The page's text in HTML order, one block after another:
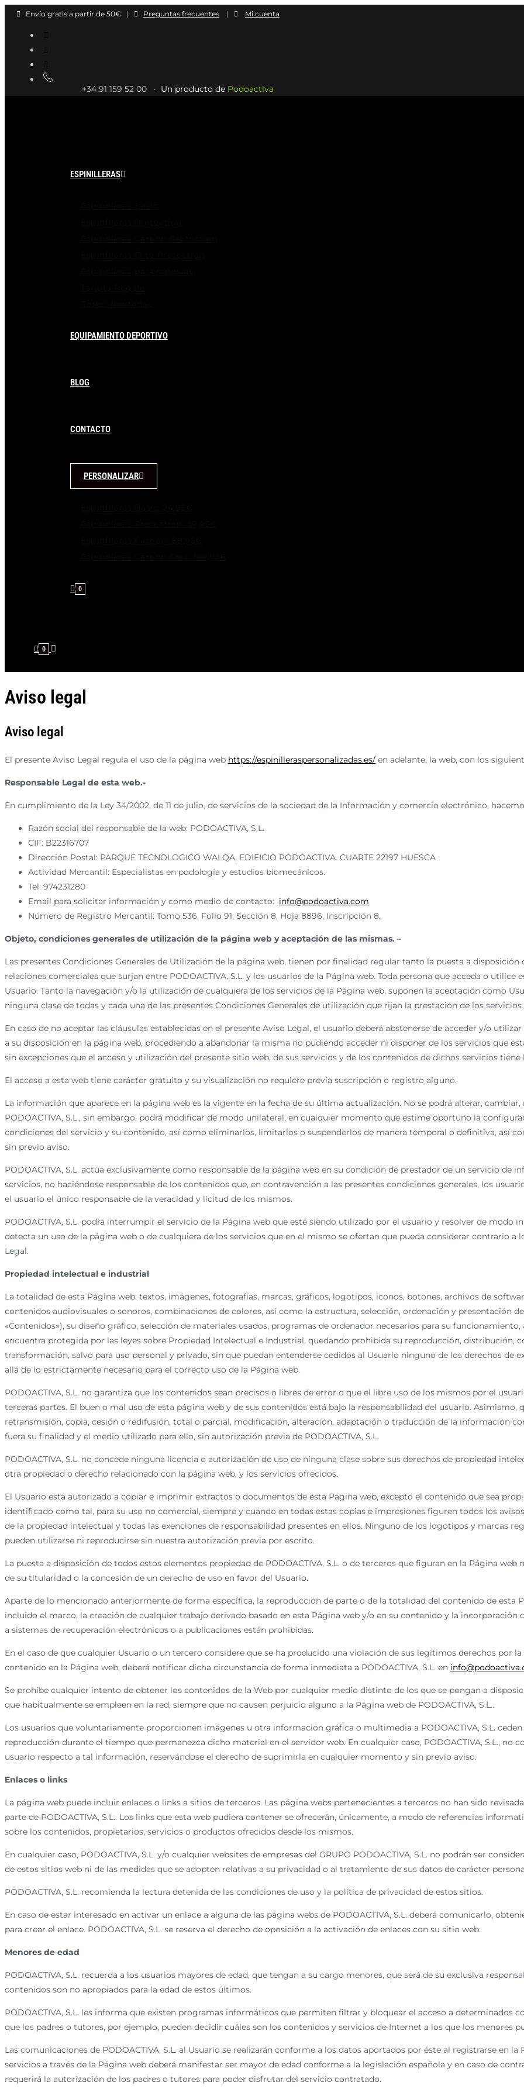
contenido
Envío gratis a partir de 50€ | Preguntas frecuentes | Mi cuenta
+34 91 159 52 00 · Un producto de Podoactiva
ESPINILLERAS
EQUIPAMIENTO DEPORTIVO
BLOG
CONTACTO
PERSONALIZAR
0
0
Aviso legal
Aviso legal
El presente Aviso Legal regula el uso de la página web https://espinilleraspersonalizadas.es/ en adelante, la web, con los
Responsable Legal de esta web.-
En cumplimiento de la Ley 34/2002, de 11 de julio, de servicios de la sociedad de la Información y comercio electrónico,
Razón social del responsable de la web: PODOACTIVA, S.L.
CIF: B22316707
Dirección Postal: PARQUE TECNOLOGICO WALQA, EDIFICIO PODOACTIVA. CUARTE 22197 HUESCA
Actividad Mercantil: Especialistas en podología y estudios biomecánicos.
Tel: 974231280
Email para solicitar información y como medio de contacto: info@podoactiva.com
Número de Registro Mercantil: Tomo 536, Folio 91, Sección 8, Hoja 8896, Inscripción 8.
Objeto, condiciones generales de utilización de la página web y aceptación de las mismas. –
Las presentes Condiciones Generales de Utilización de la página web, tienen por finalidad regular tanto la puesta a
relaciones comerciales que surjan entre PODOACTIVA, S.L. y los usuarios de la Página web. Toda persona que acceda o utilice
Usuario. Tanto la navegación y/o la utilización de cualquiera de los servicios de la Página web, suponen la aceptación como
ninguna clase de todas y cada una de las presentes Condiciones Generales de utilización que rijan la prestación de los
En caso de no aceptar las cláusulas establecidas en el presente Aviso Legal, el usuario deberá abstenerse de acceder y/o
a su disposición en la página web, procediendo a abandonar la misma no pudiendo acceder ni disponer de los servicios que
sin excepciones que el acceso y utilización del presente sitio web, de sus servicios y de los contenidos de dichos servicios
El acceso a esta web tiene carácter gratuito y su visualización no requiere previa suscripción o registro alguno.
La información que aparece en la página web es la vigente en la fecha de su última actualización. No se podrá alterar,
PODOACTIVA, S.L., sin embargo, podrá modificar de modo unilateral, en cualquier momento que estime oportuno la
condiciones del servicio y su contenido, así como eliminarlos, limitarlos o suspenderlos de manera temporal o definitiva, así
sin previo aviso.
PODOACTIVA, S.L. actúa exclusivamente como responsable de la página web en su condición de prestador de un servicio de
servicios, no haciéndose responsable de los contenidos que, en contravención a las presentes condiciones generales, los
el usuario el único responsable de la veracidad y licitud de los mismos.
PODOACTIVA, S.L. podrá interrumpir el servicio de la Página web que esté siendo utilizado por el usuario y resolver de modo
detecta un uso de la página web o de cualquiera de los servicios que en el mismo se ofertan que pueda considerar contrario a
Legal.
Propiedad intelectual e industrial
La totalidad de esta Página web: textos, imágenes, fotografías, marcas, gráficos, logotipos, iconos, botones, archivos de
contenidos audiovisuales o sonoros, combinaciones de colores, así como la estructura, selección, ordenación y presentación
«Contenidos»), su diseño gráfico, selección de materiales usados, programas de ordenador necesarios para su
encuentra protegida por las leyes sobre Propiedad Intelectual e Industrial, quedando prohibida su reproducción, distribución,
transformación, salvo para uso personal y privado, sin que puedan entenderse cedidos al Usuario ninguno de los derechos de
allá de lo estrictamente necesario para el correcto uso de la Página web.
PODOACTIVA, S.L. no garantiza que los contenidos sean precisos o libres de error o que el libre uso de los mismos por el
terceras partes. El buen o mal uso de esta página web y de sus contenidos está bajo la responsabilidad del usuario. Asimismo,
retransmisión, copia, cesión o redifusión, total o parcial, modificación, alteración, adaptación o traducción de la información
fuera su finalidad y el medio utilizado para ello, sin autorización previa de PODOACTIVA, S.L.
PODOACTIVA, S.L. no concede ninguna licencia o autorización de uso de ninguna clase sobre sus derechos de propiedad
otra propiedad o derecho relacionado con la página web, y los servicios ofrecidos.
El Usuario está autorizado a copiar e imprimir extractos o documentos de esta Página web, excepto el contenido que sea
identificado como tal, para su uso no comercial, siempre y cuando en todas estas copias e impresiones figuren todos los
de la propiedad intelectual y todas las exenciones de responsabilidad presentes en ellos. Ninguno de los logotipos y marcas
pueden utilizarse ni reproducirse sin nuestra autorización previa por escrito.
La puesta a disposición de todos estos elementos propiedad de PODOACTIVA, S.L. o de terceros que figuran en la Página web
de su titularidad o la concesión de un derecho de uso en favor del Usuario.
Aparte de lo mencionado anteriormente de forma específica, la reproducción de parte o de la totalidad del contenido de esta
incluido el marco, la creación de cualquier trabajo derivado basado en esta Página web y/o en su contenido y la incorporación
a sistemas de recuperación electrónicos o a publicaciones están prohibidas.
En el caso de que cualquier Usuario o un tercero considere que se ha producido una violación de sus legítimos derechos por
contenido en la Página web, deberá notificar dicha circunstancia de forma inmediata a PODOACTIVA, S.L. en
Se prohíbe cualquier intento de obtener los contenidos de la Web por cualquier medio distinto de los que se pongan a
que habitualmente se empleen en la red, siempre que no causen perjuicio alguno a la Página web de PODOACTIVA, S.L..
Los usuarios que voluntariamente proporcionen imágenes u otra información gráfica o multimedia a PODOACTIVA, S.L.
reproducción durante el tiempo que permanezca dicho material en el servidor web. En cualquier caso, PODOACTIVA, S.L., no
usuario respecto a tal información, reservándose el derecho de suprimirla en cualquier momento y sin previo aviso.
Enlaces o links
La página web puede incluir enlaces o links a sitios de terceros. Las página webs pertenecientes a terceros no han sido
parte de PODOACTIVA, S.L.. Los links que esta web pudiera contener se ofrecerán, únicamente, a modo de referencias
sobre los contenidos, propietarios, servicios o productos ofrecidos desde los mismos.
En cualquier caso, PODOACTIVA, S.L. y/o cualquier websites de empresas del GRUPO PODOACTIVA, S.L. no podrán ser
de estos sitios web ni de las medidas que se adopten relativas a su privacidad o al tratamiento de sus datos de carácter
PODOACTIVA, S.L. recomienda la lectura detenida de las condiciones de uso y la política de privacidad de estos sitios.
En caso de estar interesado en activar un enlace a alguna de las página webs de PODOACTIVA, S.L. deberá comunicarlo,
para crear el enlace. PODOACTIVA, S.L. se reserva el derecho de oposición a la activación de enlaces con su sitio web.
Menores de edad
PODOACTIVA, S.L. recuerda a los usuarios mayores de edad, que tengan a su cargo menores, que será de su exclusiva
contenidos son no apropiados para la edad de estos últimos.
PODOACTIVA, S.L. les informa que existen programas informáticos que permiten filtrar y bloquear el acceso a determinados
que los padres o tutores, por ejemplo, pueden decidir cuáles son los contenidos y servicios de Internet a los que los menores
Las comunicaciones de PODOACTIVA, S.L. al Usuario se realizarán conforme a los datos aportados por éste al registrarse en
servicios a través de la Página web deberá manifestar ser mayor de edad conforme a la legislación española y en caso de
requerirá la autorización de los padres o tutores para poder disfrutar del servicio contratado.